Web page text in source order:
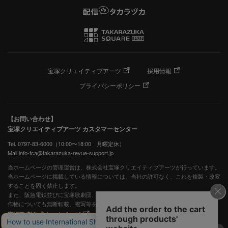
宝塚クリエイティブアーツ
採用情報
プライバシーポリシー
【お問い合わせ】
宝塚クリエイティブアーツ カスタマーセンター
Tel. 0797-83-6000（10:00〜18:00 月曜定休）
Mail info-tca@takarazuka-revue-support.jp
当ホームページの管理運営は、株式会社宝塚クリエイティブアーツが行っています。
当ホームページに掲載している情報については、当社の許可なく、これを複製・改変
することを固く禁止します。
また、阪急電鉄並びに宝塚歌劇団、宝塚クリエイティブアーツの出版物ほか写真等著
作物についても無断転載、複写等を禁じます。
宝塚歌劇公式ホームページ